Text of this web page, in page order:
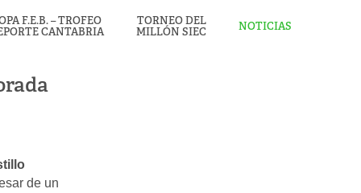
F.E.B. – TROFEO
CANTABRIA
TORNEO DEL
MILLÓN SIEC
NOTICIAS
de un